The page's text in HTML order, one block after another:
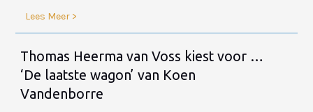
Lees Meer >
Thomas Heerma van Voss kiest voor …
‘De laatste wagon’ van Koen
Vandenborre